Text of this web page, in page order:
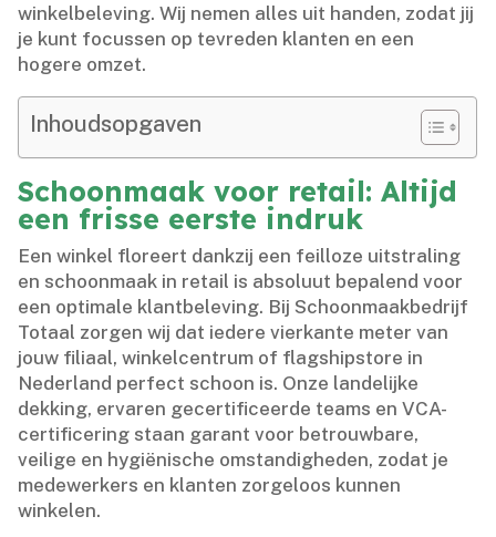
winkelbeleving.​ Wij nemen alles uit handen, zodat jij
je kunt focussen op tevreden klanten en een
hogere omzet.​
Inhoudsopgaven
Schoonmaak voor retail: Altijd
een frisse eerste indruk
Een winkel floreert dankzij een feilloze uitstraling
en schoonmaak in retail is absoluut bepalend voor
een optimale klantbeleving.​ Bij Schoonmaakbedrijf
Totaal zorgen wij dat iedere vierkante meter van
jouw filiaal, winkelcentrum of flagshipstore in
Nederland perfect schoon is.​ Onze landelijke
dekking, ervaren gecertificeerde teams en VCA-
certificering staan garant voor betrouwbare,
veilige en hygiënische omstandigheden, zodat je
medewerkers en klanten zorgeloos kunnen
winkelen.​